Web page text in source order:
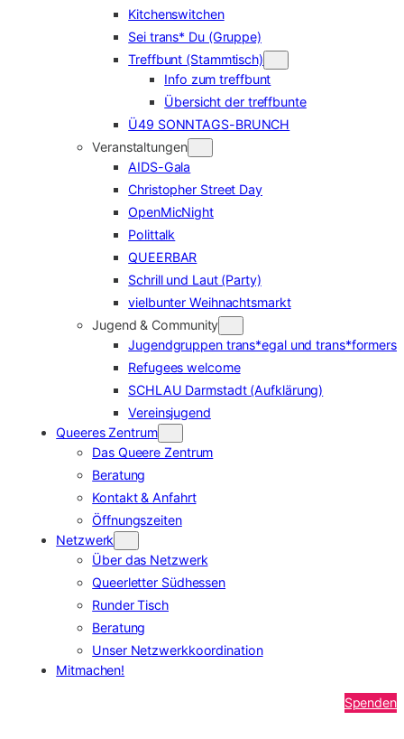
Kitchenswitchen
Sei trans* Du (Gruppe)
Treffbunt (Stammtisch)
Info zum treffbunt
Übersicht der treffbunte
Ü49 SONNTAGS-BRUNCH
Veranstaltungen
AIDS-Gala
Christopher Street Day
OpenMicNight
Polittalk
QUEERBAR
Schrill und Laut (Party)
vielbunter Weihnachtsmarkt
Jugend & Community
Jugendgruppen trans*egal und trans*formers
Refugees welcome
SCHLAU Darmstadt (Aufklärung)
Vereinsjugend
Queeres Zentrum
Das Queere Zentrum
Beratung
Kontakt & Anfahrt
Öffnungszeiten
Netzwerk
Über das Netzwerk
Queerletter Südhessen
Runder Tisch
Beratung
Unser Netzwerkkoordination
Mitmachen!
Spenden